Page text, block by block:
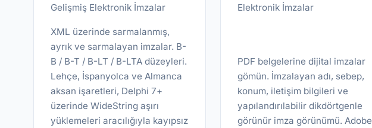
Gelişmiş Elektronik İmzalar
XML üzerinde sarmalanmış,
ayrık ve sarmalayan imzalar. B-
B / B-T / B-LT / B-LTA düzeyleri.
Lehçe, İspanyolca ve Almanca
aksan işaretleri, Delphi 7+
üzerinde WideString aşırı
yüklemeleri aracılığıyla kayıpsız
Elektronik İmzalar
PDF belgelerine dijital imzalar
gömün. İmzalayan adı, sebep,
konum, iletişim bilgileri ve
yapılandırılabilir dikdörtgenle
görünür imza görünümü. Adobe